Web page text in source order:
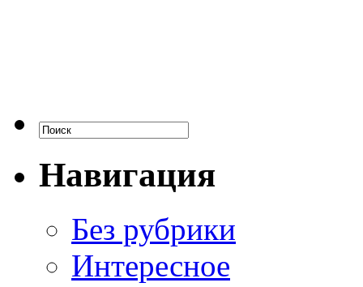
Навигация
Без рубрики
Интересное